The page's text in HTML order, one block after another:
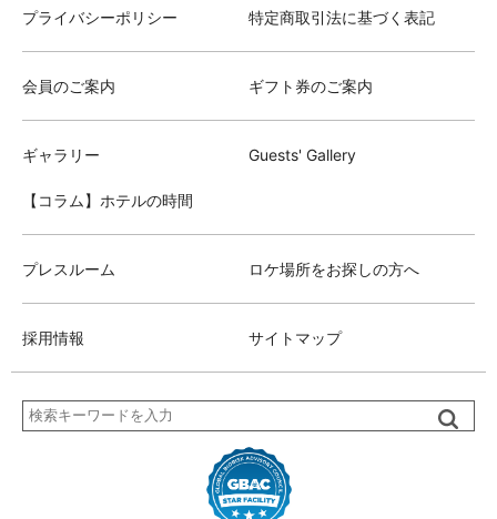
プライバシーポリシー 特定商取引法に基づく表記
会員のご案内 ギフト券のご案内
ギャラリー Guests' Gallery
【コラム】ホテルの時間
プレスルーム ロケ場所をお探しの方へ
採用情報 サイトマップ